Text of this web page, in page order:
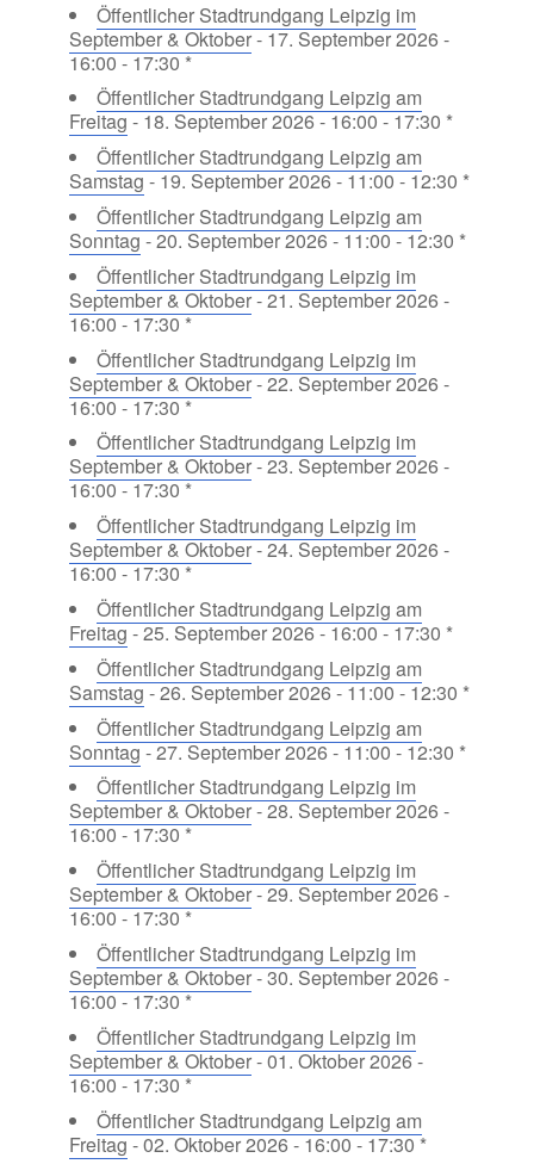
Öffentlicher Stadtrundgang Leipzig im
September & Oktober- 17. September 2026 -
16:00 - 17:30 *
Öffentlicher Stadtrundgang Leipzig am
Freitag- 18. September 2026 - 16:00 - 17:30 *
Öffentlicher Stadtrundgang Leipzig am
Samstag- 19. September 2026 - 11:00 - 12:30 *
Öffentlicher Stadtrundgang Leipzig am
Sonntag- 20. September 2026 - 11:00 - 12:30 *
Öffentlicher Stadtrundgang Leipzig im
September & Oktober- 21. September 2026 -
16:00 - 17:30 *
Öffentlicher Stadtrundgang Leipzig im
September & Oktober- 22. September 2026 -
16:00 - 17:30 *
Öffentlicher Stadtrundgang Leipzig im
September & Oktober- 23. September 2026 -
16:00 - 17:30 *
Öffentlicher Stadtrundgang Leipzig im
September & Oktober- 24. September 2026 -
16:00 - 17:30 *
Öffentlicher Stadtrundgang Leipzig am
Freitag- 25. September 2026 - 16:00 - 17:30 *
Öffentlicher Stadtrundgang Leipzig am
Samstag- 26. September 2026 - 11:00 - 12:30 *
Öffentlicher Stadtrundgang Leipzig am
Sonntag- 27. September 2026 - 11:00 - 12:30 *
Öffentlicher Stadtrundgang Leipzig im
September & Oktober- 28. September 2026 -
16:00 - 17:30 *
Öffentlicher Stadtrundgang Leipzig im
September & Oktober- 29. September 2026 -
16:00 - 17:30 *
Öffentlicher Stadtrundgang Leipzig im
September & Oktober- 30. September 2026 -
16:00 - 17:30 *
Öffentlicher Stadtrundgang Leipzig im
September & Oktober- 01. Oktober 2026 -
16:00 - 17:30 *
Öffentlicher Stadtrundgang Leipzig am
Freitag- 02. Oktober 2026 - 16:00 - 17:30 *